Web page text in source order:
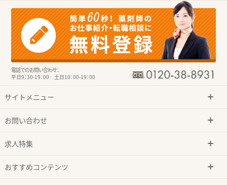
電話でのお問い合わせ：
平日9：30-19：00 土日10：00-19：00
サイトメニュー
お問い合わせ
求人特集
おすすめコンテンツ